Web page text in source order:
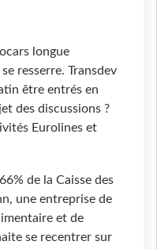
longue
resserre. Transdev
être entrés en
des discussions ?
Eurolines et
de la Caisse des
une entreprise de
et de
se recentrer sur